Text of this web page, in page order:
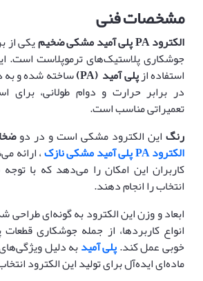
مشخصات فنی
الکترودPA پلی آمید مشکی ضخیمیکی از
جوشکاری پلاستیک‌های ترموپلاست است.
استفاده ازپلی آمید (PA) ساخته شده و به
در برابر حرارت و دوام طولانی، برای
تعمیراتی مناسب است.
رنگاین الکترود مشکی است و در دو
الکترود PA پلی آمید مشکی نازک ، ارائه
کاربران این امکان را می‌دهد که با توجه
انتخاب را انجام دهند.
ابعاد و وزن این الکترود به گونه‌ای
انواع کاربردها، از جمله جوشکاری
خوبی عمل کند.پلی آمیدبه دلیل
ماده‌ای ایده‌آل برای تولید این الکترود